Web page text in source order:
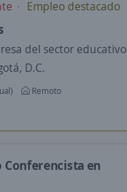
Empleo destacado
del sector educativo
D.C.
Remoto
Conferencista en